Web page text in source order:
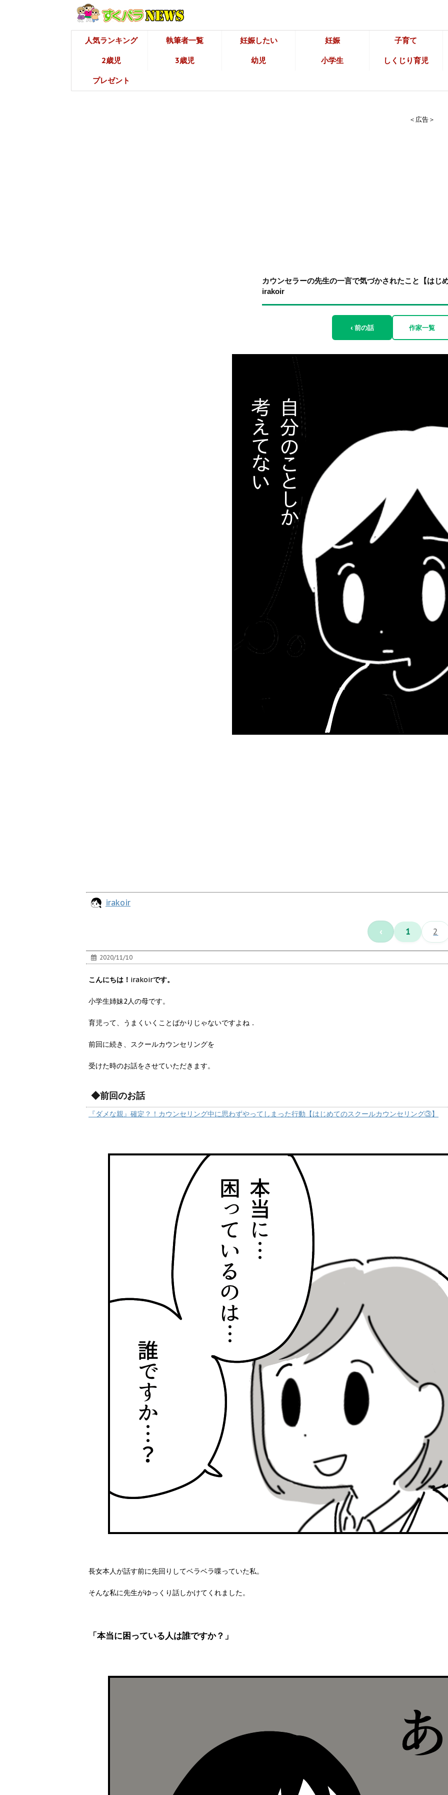
人気ランキング 執筆者一覧 妊娠したい 妊娠 子育て
2歳児 3歳児 幼児 小学生 しくじり育児
プレゼント
＜広告＞
カウンセラーの先生の一言で気づかされたこと【は
irakoir
‹ 前の話 作家一覧
irakoir
‹ 1 2
2020/11/10
こんにちは！ irakoirです。
小学生姉妹2人の母です。
育児って、うまくいくことばかりじゃないですよね．
前回に続き、スクールカウンセリングを
受けた時のお話をさせていただきます。
◆前回のお話
『ダメな親』確定？！カウンセリング中に思わずやってしまった行動【はじめてのスクールカウンセリング③】
長女本人が話す前に先回りしてベラベラ喋っていた私。
そんな私に先生がゆっくり話しかけてくれました。
「本当に困っている人は誰ですか？」